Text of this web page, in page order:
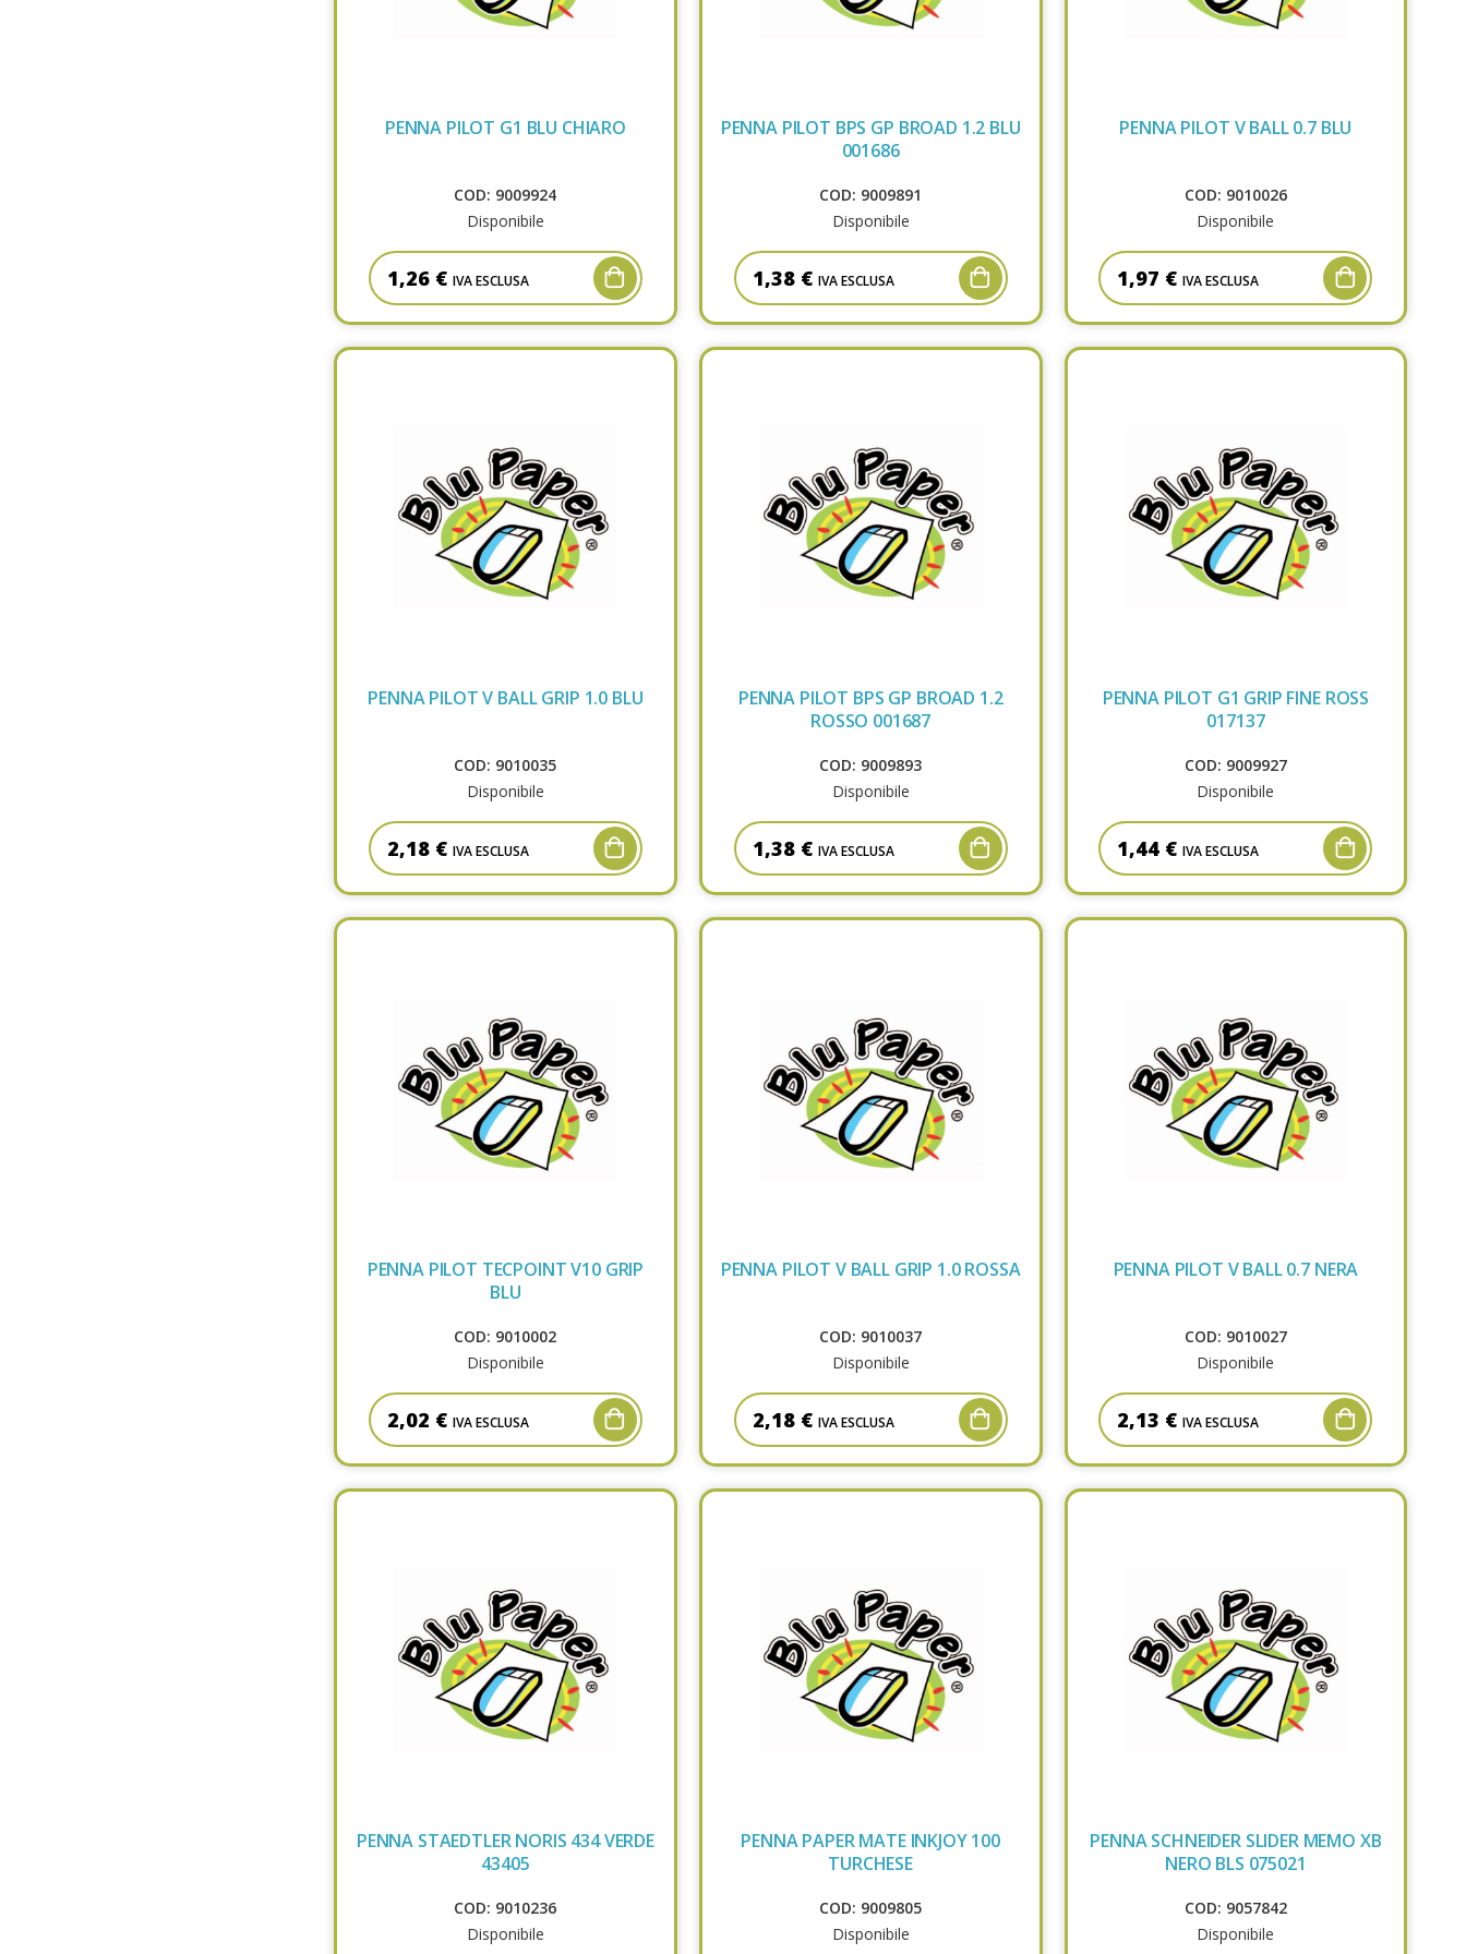
PENNA PILOT G1 BLU CHIARO
COD: 9009924
Disponibile
1,26 € IVA ESCLUSA
PENNA PILOT BPS GP BROAD 1.2 BLU
001686
COD: 9009891
Disponibile
1,38 € IVA ESCLUSA
PENNA PILOT V BALL 0.7 BLU
COD: 9010026
Disponibile
1,97 € IVA ESCLUSA
PENNA PILOT V BALL GRIP 1.0 BLU
COD: 9010035
Disponibile
2,18 € IVA ESCLUSA
PENNA PILOT BPS GP BROAD 1.2
ROSSO 001687
COD: 9009893
Disponibile
1,38 € IVA ESCLUSA
PENNA PILOT G1 GRIP FINE ROSS
017137
COD: 9009927
Disponibile
1,44 € IVA ESCLUSA
PENNA PILOT TECPOINT V10 GRIP
BLU
COD: 9010002
Disponibile
2,02 € IVA ESCLUSA
PENNA PILOT V BALL GRIP 1.0 ROSSA
COD: 9010037
Disponibile
2,18 € IVA ESCLUSA
PENNA PILOT V BALL 0.7 NERA
COD: 9010027
Disponibile
2,13 € IVA ESCLUSA
PENNA STAEDTLER NORIS 434 VERDE
43405
COD: 9010236
Disponibile
PENNA PAPER MATE INKJOY 100
TURCHESE
COD: 9009805
Disponibile
PENNA SCHNEIDER SLIDER MEMO XB
NERO BLS 075021
COD: 9057842
Disponibile